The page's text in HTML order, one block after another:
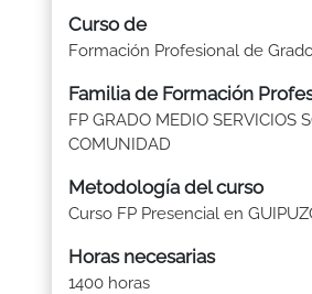
Curso de
Formación Profesional de
Familia de Formación
FP GRADO MEDIO SERVICIOS
COMUNIDAD
Metodología del curso
Curso FP Presencial en
Horas necesarias
1400 horas